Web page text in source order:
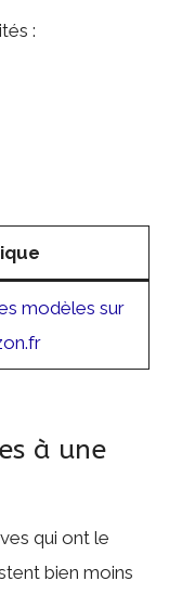
:
modèles sur
à une
qui ont le
bien moins